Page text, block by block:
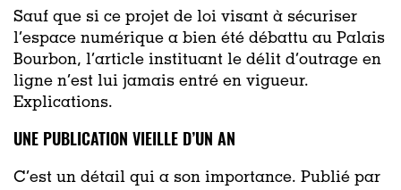
Sauf que si ce projet de loi visant à sécuriser
l’espace numérique a bien été débattu au Palais
Bourbon, l’article instituant le délit d’outrage en
ligne n’est lui jamais entré en vigueur.
Explications.
UNE PUBLICATION VIEILLE D’UN AN
C’est un détail qui a son importance. Publié par